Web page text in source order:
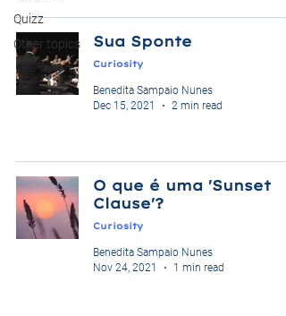
Quizz
Other topics
Sua Sponte
Curiosity
Benedita Sampaio Nunes
Dec 15, 2021
2 min read
O que é uma 'Sunset
Clause'?
Curiosity
Benedita Sampaio Nunes
Nov 24, 2021
1 min read